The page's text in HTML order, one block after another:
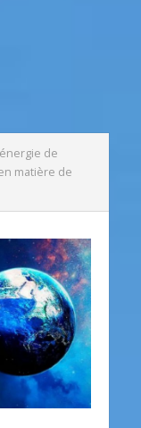
de
matière de